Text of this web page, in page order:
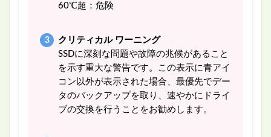
60℃超：危険
クリティカル ワーニング
SSDに深刻な問題や故障の兆候があること
を示す重大な警告です。この表示に青アイ
コン以外が表示された場合、最優先でデー
タのバックアップを取り、速やかにドライ
ブの交換を行うことをお勧めします。